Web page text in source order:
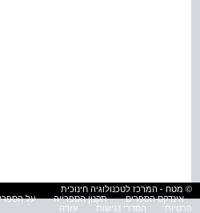
© מטח - המרכז לטכנולוגיה חינוכית
אינדקס הספרים
תקנון הספרייה על
פרטיות
הסדרי נגישות עזרה